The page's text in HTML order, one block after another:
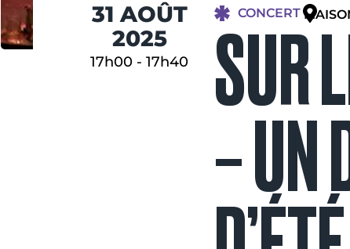
31 AOÛT
2025
17h00 - 17h40
CONCERT
SUR
– UN